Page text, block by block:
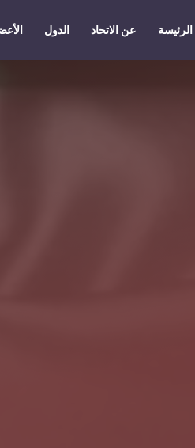
الرئيسة عن الاتحاد الدول